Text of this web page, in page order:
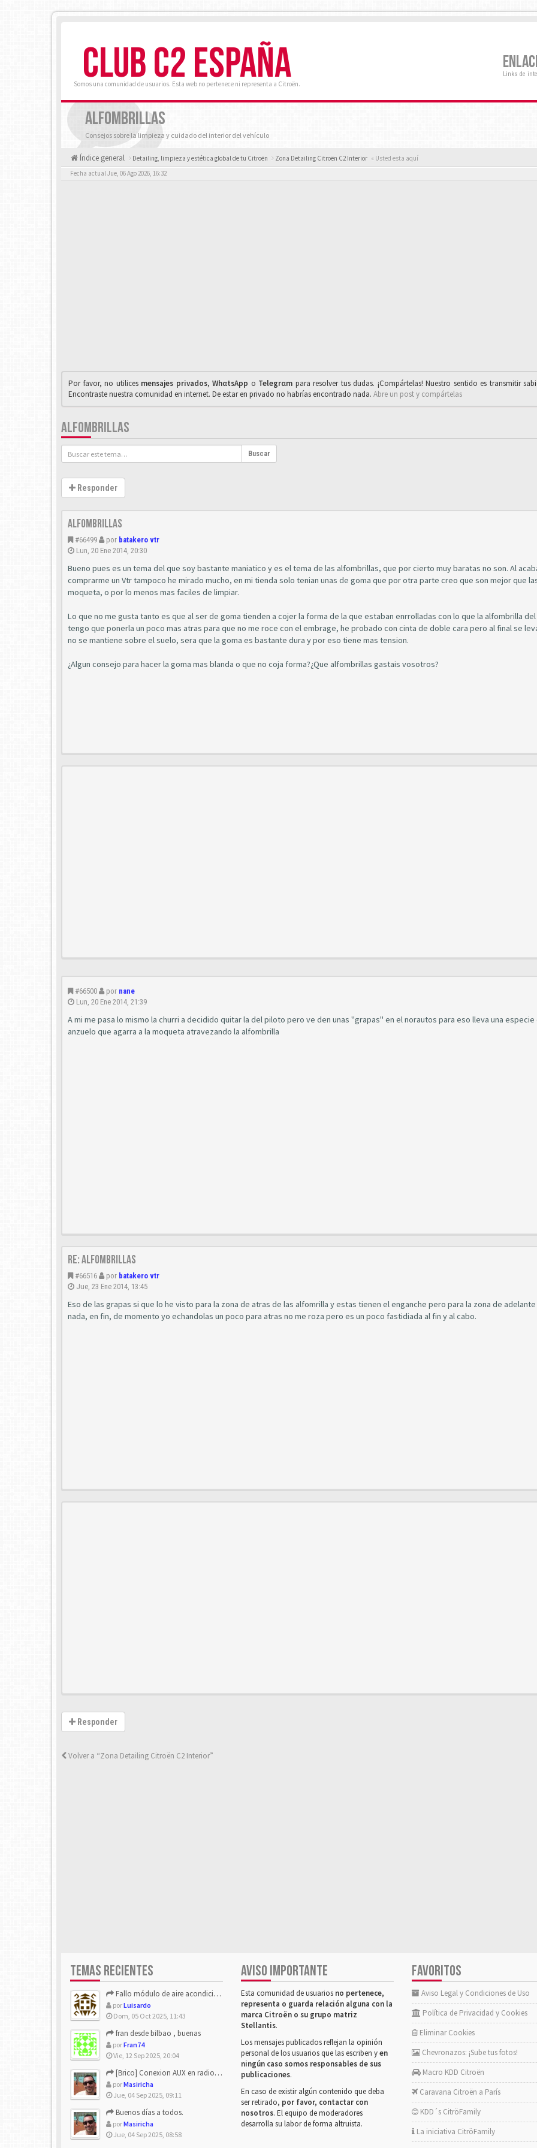
CLUB C2 ESPAÑA
Somos una comunidad de usuarios. Esta web no pertenece ni representa a Citroën.
Links de
ALFOMBRILLAS
Consejos sobre la limpieza y cuidado del interior del vehículo
Índice general Detailing, limpieza y estética global de tu Citroën Zona Detailing Citroën C2 Interior « Usted esta aquí
Fecha actual Jue, 06 Ago 2026, 16:32
Por favor, no utilices mensajes privados,WhαtsApp o Telegrαm para resolver tus dudas. ¡Compártelas! Nuestro sentido es transmitir
Encontraste nuestra comunidad en internet. De estar en privado no habrías encontrado nada. Abre un post y compártelas
ALFOMBRILLAS
Buscar
Responder
Alfombrillas
#66499 por batakero vtr
Lun, 20 Ene 2014, 20:30
Bueno pues es un tema del que soy bastante maniatico y es el tema de las alfombrillas, que por cierto muy baratas no son. Al
comprarme un Vtr tampoco he mirado mucho, en mi tienda solo tenian unas de goma que por otra parte creo que son mejor que
moqueta, o por lo menos mas faciles de limpiar.
Lo que no me gusta tanto es que al ser de goma tienden a cojer la forma de la que estaban enrrolladas con lo que la alfombrilla
tengo que ponerla un poco mas atras para que no me roce con el embrage, he probado con cinta de doble cara pero al final se
no se mantiene sobre el suelo, sera que la goma es bastante dura y por eso tiene mas tension.
¿Algun consejo para hacer la goma mas blanda o que no coja forma?¿Que alfombrillas gastais vosotros?
#66500 por nane
Lun, 20 Ene 2014, 21:39
A mi me pasa lo mismo la churri a decidido quitar la del piloto pero ve den unas "grapas" en el norautos para eso lleva una especie
anzuelo que agarra a la moqueta atravezando la alfombrilla
Re: Alfombrillas
#66516 por batakero vtr
Jue, 23 Ene 2014, 13:45
Eso de las grapas si que lo he visto para la zona de atras de las alfomrilla y estas tienen el enganche pero para la zona de adelante
nada, en fin, de momento yo echandolas un poco para atras no me roza pero es un poco fastidiada al fin y al cabo.
Responder
Volver a “Zona Detailing Citroën C2 Interior”
TEMAS RECIENTES
Fallo módulo de aire acondicionado
porLuisardo
Dom, 05 Oct 2025, 11:43
fran desde bilbao , buenas
porFran74
Vie, 12 Sep 2025, 20:04
[Brico] Conexion AUX en radio de origen
porMasiricha
Jue, 04 Sep 2025, 09:11
Buenos días a todos.
porMasiricha
Jue, 04 Sep 2025, 08:58
AVISO IMPORTANTE
Esta comunidad de usuarios no pertenece,
representa o guarda relación alguna con la
marca Citroën o su grupo matriz
Stellantis.
Los mensajes publicados reflejan la opinión
personal de los usuarios que las escriben yen
ningún caso somos responsables de sus
publicaciones.
En caso de existir algún contenido que deba
ser retirado, por favor, contactar con
nosotros. El equipo de moderadores
desarrolla su labor de forma altruista.
FAVORITOS
Aviso Legal y Condiciones de Uso
Política de Privacidad y Cookies
Eliminar Cookies
Chevronazos: ¡Sube tus fotos!
Macro KDD Citroën
Caravana Citroën a París
KDD´s CitröFamily
La iniciativa CitröFamily